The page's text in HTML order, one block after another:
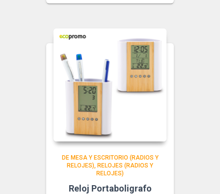
DE MESA Y ESCRITORIO (RADIOS Y
RELOJES) RELOJES (RADIOS Y
RELOJES)
Reloj Portaboligrafo